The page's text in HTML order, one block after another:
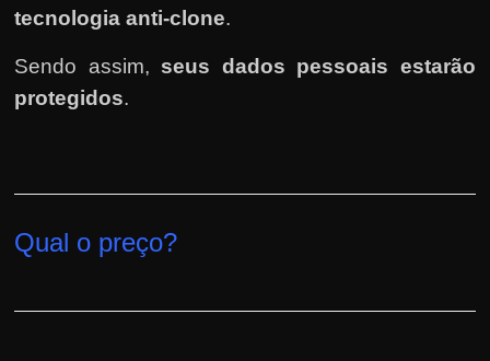
tecnologia anti-clone.
Sendo assim, seus dados pessoais estarão
protegidos.
Qual o preço?